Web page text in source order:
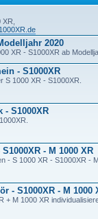
2020
XR - S1000XR ab
- S1000XR
S 1000 XR - S1000XR.
- S1000XR
- M 1000 XR
- S 1000 XR - S1000XR -
- S1000XR - M 1000
+ M 1000 XR